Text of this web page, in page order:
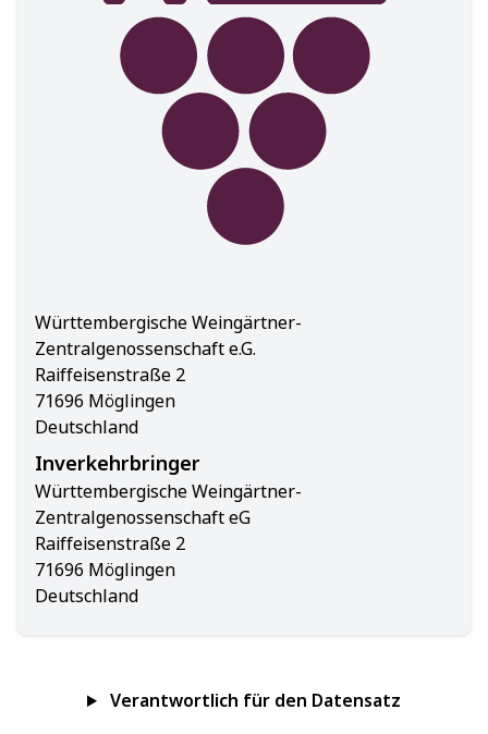
Württembergische Weingärtner-
Zentralgenossenschaft e.G.
Raiffeisenstraße 2
71696 Möglingen
Deutschland
Inverkehrbringer
Württembergische Weingärtner-
Zentralgenossenschaft eG
Raiffeisenstraße 2
71696 Möglingen
Deutschland
Verantwortlich für den Datensatz